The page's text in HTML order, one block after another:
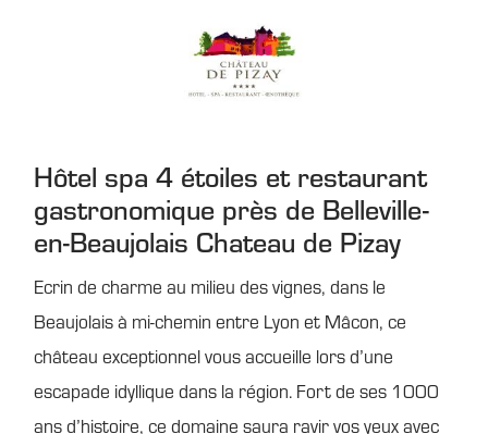
Hôtel spa 4 étoiles et restaurant
gastronomique près de Belleville-
en-Beaujolais Chateau de Pizay
Ecrin de charme au milieu des vignes, dans le
Beaujolais à mi-chemin entre Lyon et Mâcon, ce
château exceptionnel vous accueille lors d’une
escapade idyllique dans la région. Fort de ses 1000
ans d’histoire, ce domaine saura ravir vos yeux avec